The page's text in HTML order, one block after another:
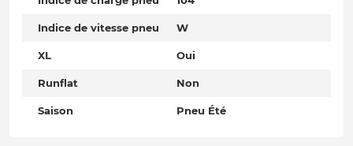
Indice de vitesse pneu W
XL Oui
Runflat Non
Saison Pneu Été